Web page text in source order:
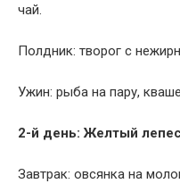
чай.
Полдник: творог с
Ужин: рыба на пару,
2-й день: Желтый
Завтрак: овсянка на